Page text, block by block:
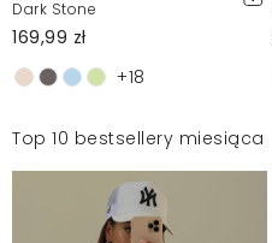
Dark Stone
169,99 zł
+18
Top 10 bestsellery miesiąca